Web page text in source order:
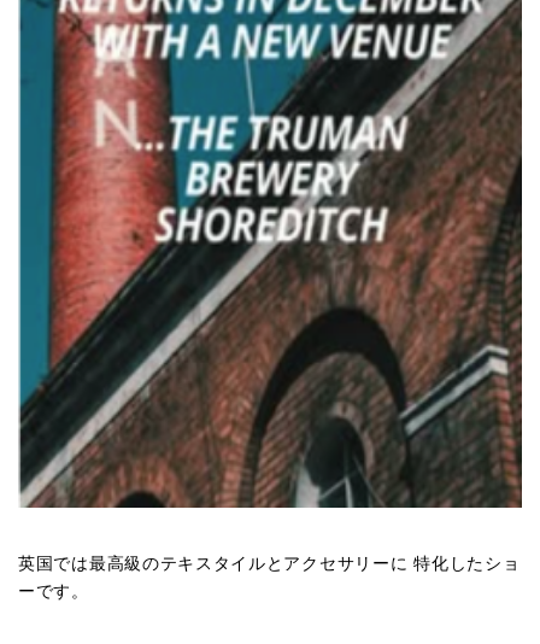
英国では最高級のテキスタイルとアクセサリーに 特化したショ
ーです。